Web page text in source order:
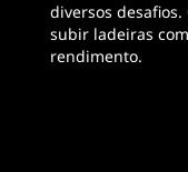
diversos
subir ladeiras
rendimento.